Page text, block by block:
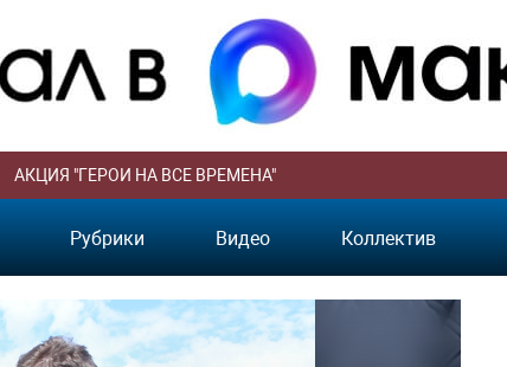
АКЦИЯ "ГЕРОИ НА ВСЕ ВРЕМЕНА"
Рубрики Видео Коллектив